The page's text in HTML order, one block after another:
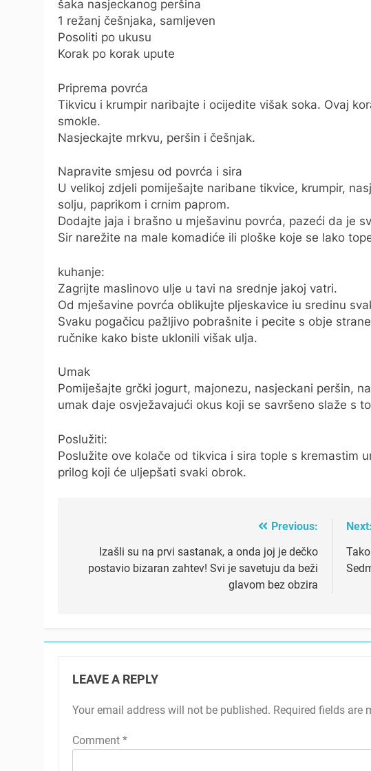
šaka nasjeckanog peršina
1 režanj češnjaka, samljeven
Posoliti po ukusu
Korak po korak upute
Priprema povrća
Tikvicu i krumpir naribajte i ocijedite višak soka. Ovaj
smokle.
Nasjeckajte mrkvu, peršin i češnjak.
Napravite smjesu od povrća i sira
U velikoj zdjeli pomiješajte naribane tikvice, krumpir,
solju, paprikom i crnim paprom.
Dodajte jaja i brašno u mješavinu povrća, pazeći da je
Sir narežite na male komadiće ili ploške koje se lako
kuhanje:
Zagrijte maslinovo ulje u tavi na srednje jakoj vatri.
Od mješavine povrća oblikujte pljeskavice iu sredinu
Svaku pogačicu pažljivo pobrašnite i pecite s obje
ručnike kako biste uklonili višak ulja.
Umak
Pomiješajte grčki jogurt, majonezu, nasjeckani peršin,
umak daje osvježavajući okus koji se savršeno slaže s
Poslužiti:
Poslužite ove kolače od tikvica i sira tople s kremastim
prilog koji će uljepšati svaki obrok.
navigation
Previous:
Izašli su na prvi sastanak, a onda joj je dečko
postavio bizaran zahtev! Svi je savetuju da beži
glavom bez obzira
Next:
LEAVE A REPLY
Your email address will not be published. Required fields are
Comment *